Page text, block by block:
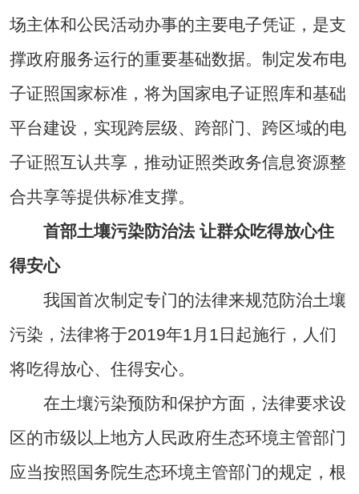
场主体和公民活动办事的主要电子凭证，是支
撑政府服务运行的重要基础数据。制定发布电
子证照国家标准，将为国家电子证照库和基础
平台建设，实现跨层级、跨部门、跨区域的电
子证照互认共享，推动证照类政务信息资源整
合共享等提供标准支撑。
首部土壤污染防治法 让群众吃得放心住
得安心
我国首次制定专门的法律来规范防治土壤
污染，法律将于2019年1月1日起施行，人们
将吃得放心、住得安心。
在土壤污染预防和保护方面，法律要求设
区的市级以上地方人民政府生态环境主管部门
应当按照国务院生态环境主管部门的规定，根